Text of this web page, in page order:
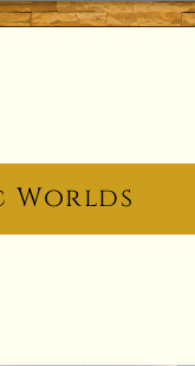
Worlds